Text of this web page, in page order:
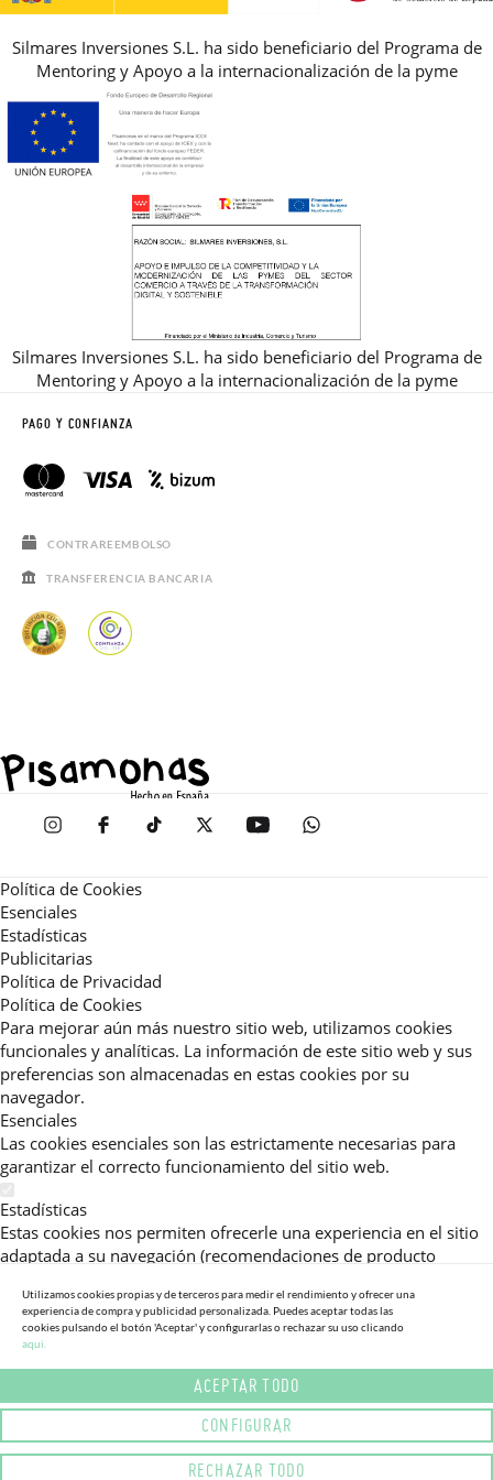
Silmares Inversiones S.L. ha sido beneficiario del Programa de
Mentoring y Apoyo a la internacionalización de la pyme
Silmares Inversiones S.L. ha sido beneficiario del Programa de
Mentoring y Apoyo a la internacionalización de la pyme
PAGO Y CONFIANZA
CONTRAREEMBOLSO
TRANSFERENCIA BANCARIA
Política de Cookies
Esenciales
Estadísticas
Publicitarias
Política de Privacidad
Política de Cookies
Para mejorar aún más nuestro sitio web, utilizamos cookies
funcionales y analíticas. La información de este sitio web y sus
preferencias son almacenadas en estas cookies por su
navegador.
Esenciales
Las cookies esenciales son las estrictamente necesarias para
garantizar el correcto funcionamiento del sitio web.
Estadísticas
Estas cookies nos permiten ofrecerle una experiencia en el sitio
adaptada a su navegación (recomendaciones de producto
consultadas, etc).Al activar esta cookie, nos ayuda a mejorar aún
más su experiencia.
Publicitarias
Estas cookies permiten a nuestros socios publicitarios enviarle
mensajes específicos y personalizados.
Política de Privacidad
Utilizamos cookies propias y de terceros para medir el rendimiento y ofrecer una
experiencia de compra y publicidad personalizada. Puedes aceptar todas las
cookies pulsando el botón 'Aceptar' y configurarlas o rechazar su uso clicando
aqui.
ACEPTAR TODO
CONFIGURAR
RECHAZAR TODO